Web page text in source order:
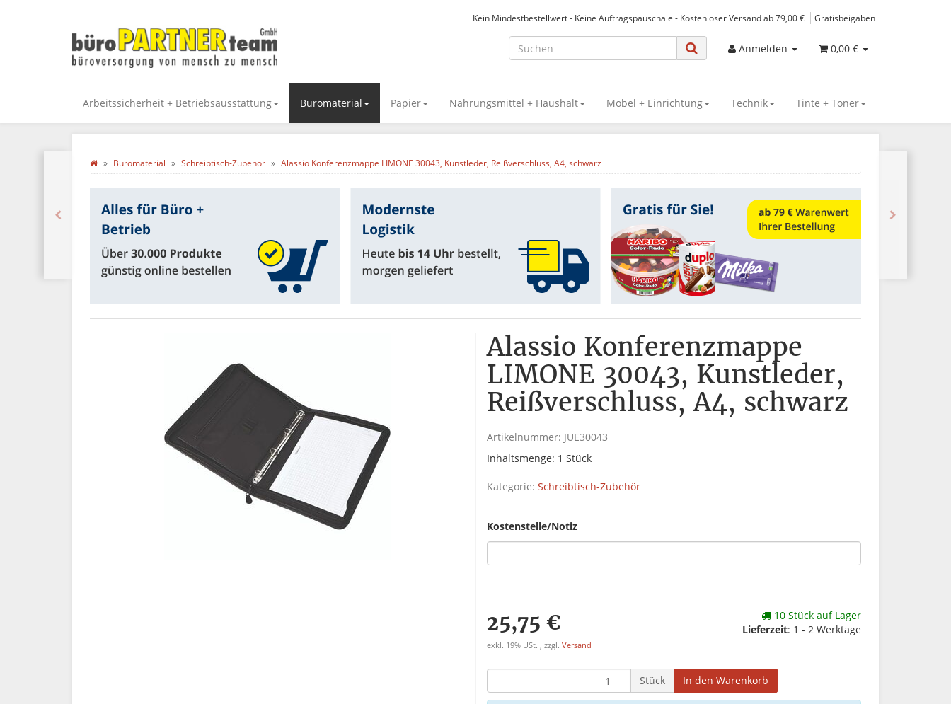
Kein Mindestbestellwert - Keine Auftragspauschale - Kostenloser Versand ab 79,00 € Gratisbeigaben
Anmelden 0,00 €
Arbeitssicherheit + Betriebsausstattung Büromaterial Papier Nahrungsmittel + Haushalt Möbel + Einrichtung Technik Tinte + Toner
Büromaterial Schreibtisch-Zubehör Alassio Konferenzmappe LIMONE 30043, Kunstleder, Reißverschluss, A4, schwarz
Alassio Konferenzmappe
LIMONE 30043, Kunstleder,
Reißverschluss, A4, schwarz
Artikelnummer: JUE30043
Inhaltsmenge: 1 Stück
Kategorie: Schreibtisch-Zubehör
Kostenstelle/Notiz
25,75 €
exkl. 19% USt. , zzgl. Versand
10 Stück auf Lager
Lieferzeit: 1 - 2 Werktage
Stück In den Warenkorb